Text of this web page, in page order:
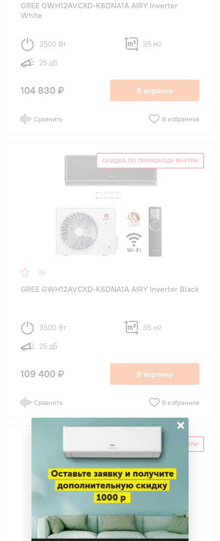
GREE GWH12AVCXD-K6DNA1A AIRY Inverter
White
3500 Вт 35 м2
25 дБ
104 830 ₽ В корзину
Сравнить В избранное
СКИДКА ПО ПРОМОКОДУ ВНУТРИ
GREE GWH12AVCXD-K6DNA1A AIRY Inverter Black
3500 Вт 35 м2
25 дБ
109 400 ₽ В корзину
Сравнить В избранное
СКИДКА ПО ПРОМОКОДУ ВНУТРИ
×